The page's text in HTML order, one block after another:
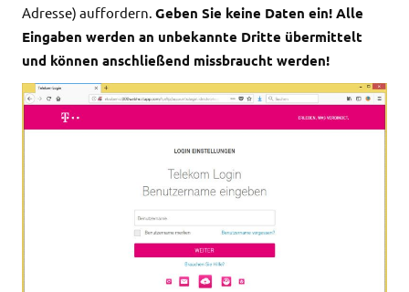
Adresse) auffordern. Geben Sie keine Daten ein! Alle
Eingaben werden an unbekannte Dritte übermittelt
und können anschließend missbraucht werden!